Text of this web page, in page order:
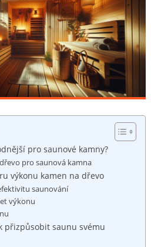
pro saunové kamny?
pro saunová kamna
výkonu kamen na dřevo
saunování
výkonu
přizpůsobit saunu svému